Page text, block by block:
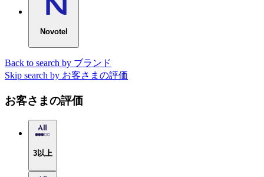
Novotel
Back to search by ブランド
Skip search by お客さまの評価
お客さまの評価
3以上